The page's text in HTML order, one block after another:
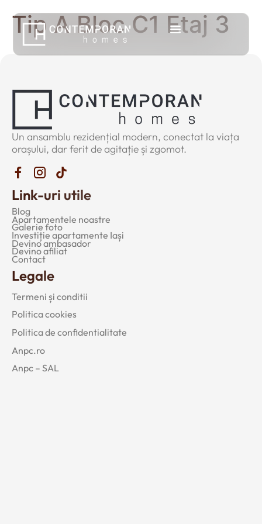
Tip A Bloc C1 Etaj 3
Un ansamblu rezidențial modern, conectat la viața
orașului, dar ferit de agitație și zgomot.
Link-uri utile
Blog
Apartamentele noastre
Galerie foto
Investiție apartamente Iași
Devino ambasador
Devino afiliat
Contact
Legale
Termeni și conditii
Politica cookies
Politica de confidentialitate
Anpc.ro
Anpc – SAL